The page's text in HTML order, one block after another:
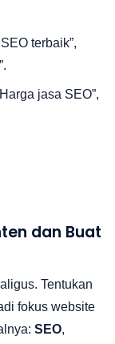
terbaik”,
jasa SEO”,
dan Buat
Tentukan
fokus website
SEO,